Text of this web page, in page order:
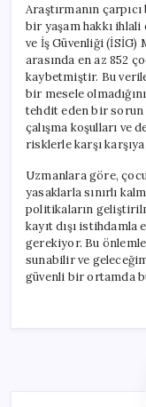
Araştırmanın
bir yaşam hakkı ihlali
ve İş Güvenliği (İSİG)
arasında en az 852
kaybetmiştir. Bu
bir mesele
tehdit eden bir sorun
çalışma koşulları ve
risklerle karşı
Uzmanlara göre,
yasaklarla sınırlı
politikaların
kayıt dışı istihdamla
gerekiyor. Bu
sunabilir ve
güvenli bir ortamda